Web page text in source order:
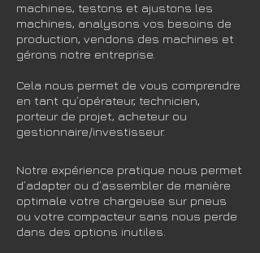
machines, testons et ajustons les
machines, analysons vos besoins de
production, vendons des machines et
gérons notre entreprise.
Cela nous permet de vous comprendre
en tant qu’opérateur, technicien,
porteur de projet, acheteur ou
gestionnaire/investisseur.
Notre expérience pratique nous permet
d’adapter ou d’assembler de manière
optimale votre chargeuse sur pneus
ou votre compacteur sans nous perde
dans des options inutiles.